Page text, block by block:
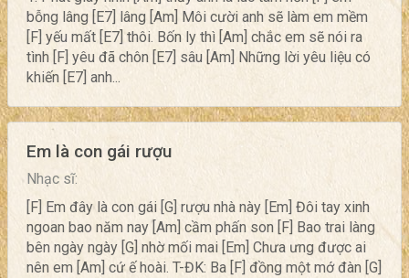
bỗng lâng [E7] lâng [Am] Môi cười anh sẽ làm em mềm
[F] yếu mất [E7] thôi. Bốn ly thì [Am] chắc em sẽ nói ra
tình [F] yêu đã chôn [E7] sâu [Am] Những lời yêu liệu có
khiến [E7] anh...
Em là con gái rượu
Nhạc sĩ:
[F] Em đây là con gái [G] rượu nhà này [Em] Đôi tay xinh
ngoan bao năm nay [Am] cầm phấn son [F] Bao trai làng
bên ngày ngày [G] nhờ mối mai [Em] Chưa ưng được ai
nên em [Am] cứ ế hoài. T-ĐK: Ba [F] đồng một mớ đàn [G]